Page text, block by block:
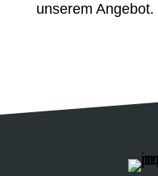
unserem Angebot.